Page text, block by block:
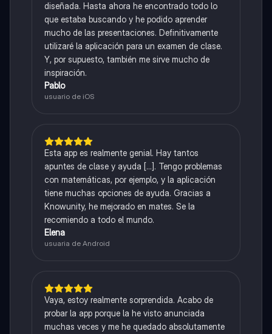
diseñada. Hasta ahora he encontrado todo lo
que estaba buscando y he podido aprender
mucho de las presentaciones. Definitivamente
utilizaré la aplicación para un examen de clase.
Y, por supuesto, también me sirve mucho de
inspiración.
Pablo
usuario de iOS
Esta app es realmente genial. Hay tantos
apuntes de clase y ayuda [...]. Tengo problemas
con matemáticas, por ejemplo, y la aplicación
tiene muchas opciones de ayuda. Gracias a
Knowunity, he mejorado en mates. Se la
recomiendo a todo el mundo.
Elena
usuaria de Android
Vaya, estoy realmente sorprendida. Acabo de
probar la app porque la he visto anunciada
muchas veces y me he quedado absolutamente